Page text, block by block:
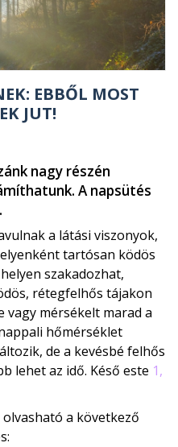
EBBŐL MOST
JUT!
nagy részén
A napsütés
a látási viszonyok,
tartósan ködös
szakadozhat,
rétegfelhős tájakon
vagy mérsékelt marad a
hőmérséklet
de a kevésbé felhős
lehet az idő. Késő este 1,
a következő